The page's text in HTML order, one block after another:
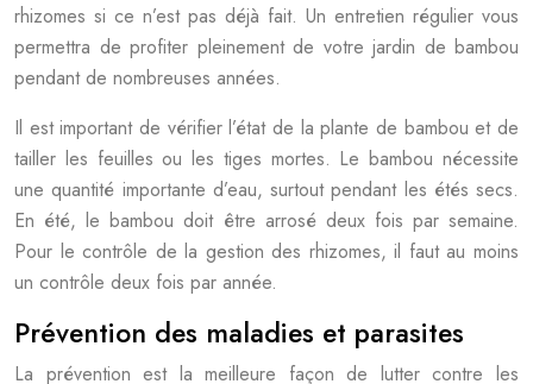
rhizomes si ce n’est pas déjà fait. Un entretien régulier vous
permettra de profiter pleinement de votre jardin de bambou
pendant de nombreuses années.
Il est important de vérifier l’état de la plante de bambou et de
tailler les feuilles ou les tiges mortes. Le bambou nécessite
une quantité importante d’eau, surtout pendant les étés secs.
En été, le bambou doit être arrosé deux fois par semaine.
Pour le contrôle de la gestion des rhizomes, il faut au moins
un contrôle deux fois par année.
Prévention des maladies et parasites
La prévention est la meilleure façon de lutter contre les